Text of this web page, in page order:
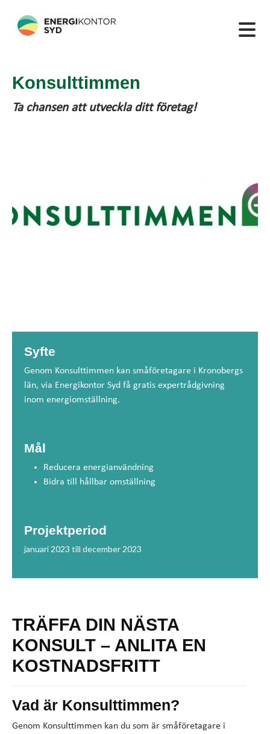
Konsulttimmen
Ta chansen att utveckla ditt företag!
Syfte
Genom Konsulttimmen kan småföretagare i Kronobergs
län, via Energikontor Syd få gratis expertrådgivning
inom energiomställning.
Mål
Reducera energianvändning
Bidra till hållbar omställning
Projektperiod
januari 2023 till december 2023
TRÄFFA DIN NÄSTA
KONSULT – ANLITA EN
KOSTNADSFRITT
Vad är Konsulttimmen?
Genom Konsulttimmen kan du som är småföretagare i